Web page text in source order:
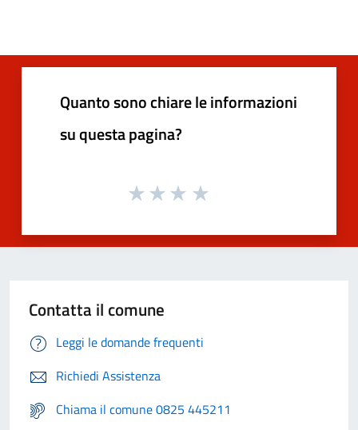
Quanto sono chiare le informazioni
su questa pagina?
Contatta il comune
Leggi le domande frequenti
Richiedi Assistenza
Chiama il comune 0825 445211